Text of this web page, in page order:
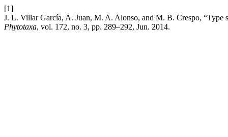
[1]
J. L. Villar García, A. Juan, M. A. Alonso, and M. B. Crespo, “Type
Phytotaxa, vol. 172, no. 3, pp. 289–292, Jun. 2014.